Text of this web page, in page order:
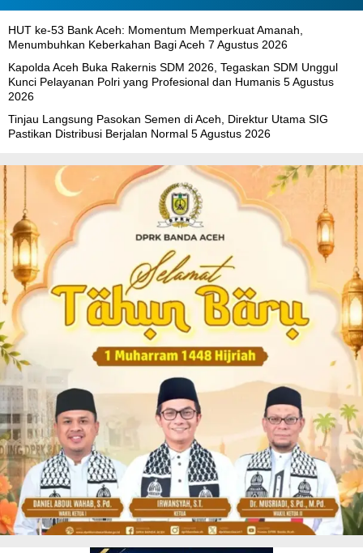
HUT ke-53 Bank Aceh: Momentum Memperkuat Amanah,
Menumbuhkan Keberkahan Bagi Aceh 7 Agustus 2026
Kapolda Aceh Buka Rakernis SDM 2026, Tegaskan SDM Unggul
Kunci Pelayanan Polri yang Profesional dan Humanis 5 Agustus
2026
Tinjau Langsung Pasokan Semen di Aceh, Direktur Utama SIG
Pastikan Distribusi Berjalan Normal 5 Agustus 2026